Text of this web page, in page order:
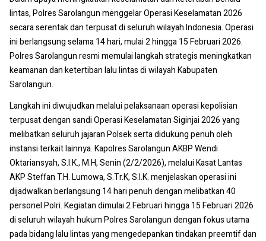
lintas, Polres Sarolangun menggelar Operasi Keselamatan 2026
secara serentak dan terpusat di seluruh wilayah Indonesia. Operasi
ini berlangsung selama 14 hari, mulai 2 hingga 15 Februari 2026.
Polres Sarolangun resmi memulai langkah strategis meningkatkan
keamanan dan ketertiban lalu lintas di wilayah Kabupaten
Sarolangun.
Langkah ini diwujudkan melalui pelaksanaan operasi kepolisian
terpusat dengan sandi Operasi Keselamatan Siginjai 2026 yang
melibatkan seluruh jajaran Polsek serta didukung penuh oleh
instansi terkait lainnya. Kapolres Sarolangun AKBP Wendi
Oktariansyah, S.I.K., M.H, Senin (2/2/2026), melalui Kasat Lantas
AKP Steffan T.H. Lumowa, S.Tr.K, S.I.K. menjelaskan operasi ini
dijadwalkan berlangsung 14 hari penuh dengan melibatkan 40
personel Polri. Kegiatan dimulai 2 Februari hingga 15 Februari 2026
di seluruh wilayah hukum Polres Sarolangun dengan fokus utama
pada bidang lalu lintas yang mengedepankan tindakan preemtif dan